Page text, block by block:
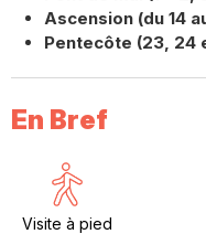
Ascension (du 14
Pentecôte (23, 24
En Bref
Visite à pied